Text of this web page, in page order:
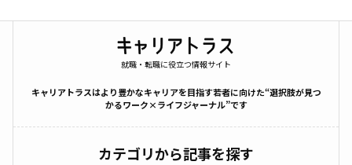
就職・転職に役立つ情報サイト
キャリアトラスはより豊かなキャリアを目指す若者に向けた“選択肢が見つ
かるワーク×ライフジャーナル”です
カテゴリから記事を探す